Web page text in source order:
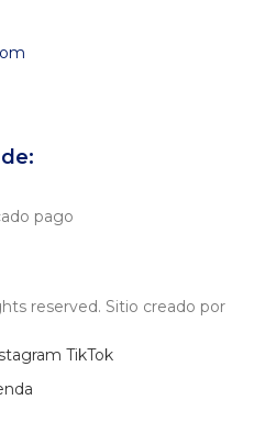
reserved. Sitio creado por
TikTok